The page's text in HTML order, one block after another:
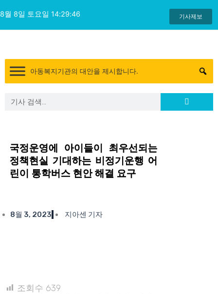
텐
츠
8월 8일 토요일 14:29:47 기사제보
아동복지기관의 대안을 제시합니다.
Search Search
국정운영에 아이들이 최우선되는
정책현실 기대하는 비정기운행 어
린이 통학버스 현안 해결 요구
8월 3, 2023 지아센 기자
조회수 639